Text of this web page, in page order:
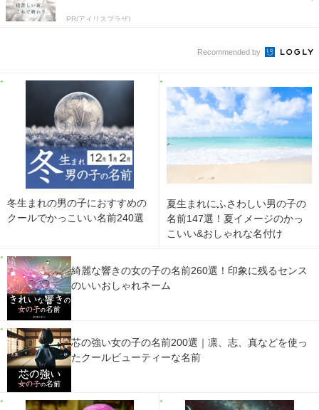
PR(アイリスプラザ)
Recommended by
冬生まれの男の子におすすめの
クールでかっこいい名前240選
夏生まれにふさわしい男の子の
名前147選！夏イメージのかっ
こいい&おしゃれな名付け
綺麗な響きの女の子の名前260選！印象に残るセンス
のいいおしゃれネーム
芯の強い女の子の名前200選｜凛、志、真などを使っ
たクールビューティーな名前